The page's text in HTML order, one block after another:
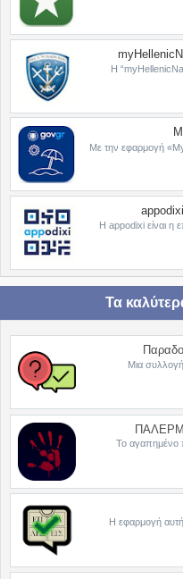
Η
Με την εφαρμογή
Η appodixi είναι η
Τα
Μια συλλογή
Το αγαπημένο
Η εφαρμογή αυτή